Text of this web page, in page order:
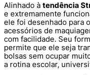
Alinhado à tendência
e extremamente
ele foi desenhado para
acessórios de
com facilidade. Seu
permite que ele seja
bolsas sem ocupar
a rotina escolar,